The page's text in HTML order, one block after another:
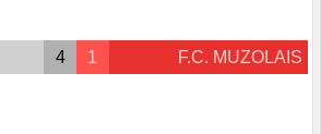
4 1 F.C. MUZOLAIS